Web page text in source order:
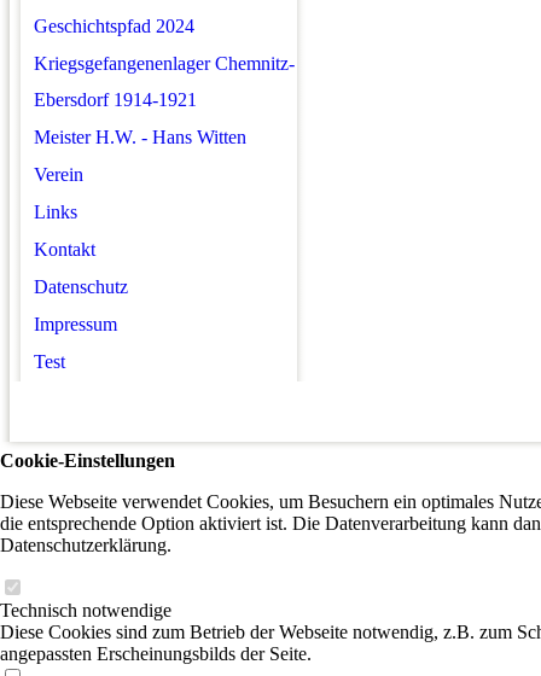
Geschichtspfad 2024
Kriegsgefangenenlager Chemnitz-
Ebersdorf 1914-1921
Meister H.W. - Hans Witten
Verein
Links
Kontakt
Datenschutz
Impressum
Test
Cookie-Einstellungen
Diese Webseite verwendet Cookies, um Besuchern ein optimales
die entsprechende Option aktiviert ist. Die Datenverarbeitung kann
Datenschutzerklärung.
Technisch notwendige
Diese Cookies sind zum Betrieb der Webseite notwendig, z.B. zum
angepassten Erscheinungsbilds der Seite.